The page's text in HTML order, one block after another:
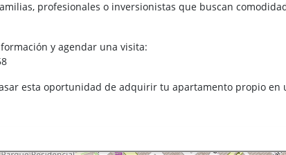
profesionales o inversionistas que buscan
y agendar una visita:
esta oportunidad de adquirir tu apartamento propio en